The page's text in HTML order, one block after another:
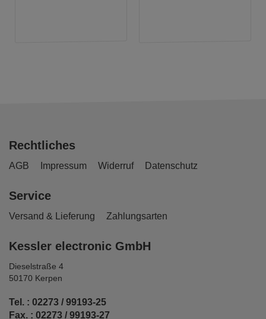
Rechtliches
AGB Impressum Widerruf Datenschutz
Service
Versand & Lieferung Zahlungsarten
Kessler electronic GmbH
Dieselstraße 4
50170 Kerpen
Tel. : 02273 / 99193-25
Fax. : 02273 / 99193-27